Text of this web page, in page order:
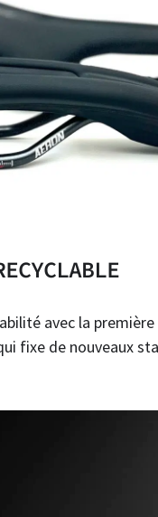
avec la
fixe de nouveaux